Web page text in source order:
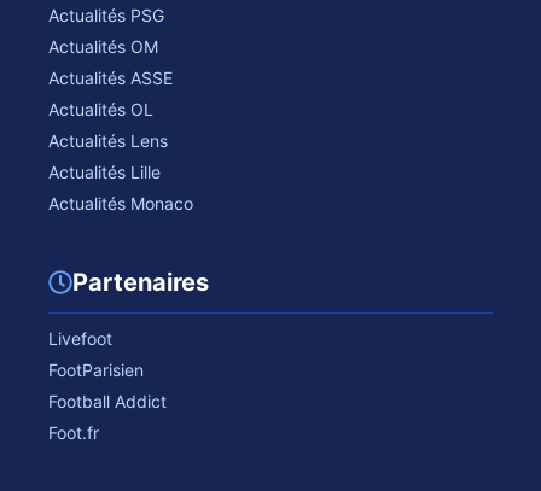
Actualités PSG
Actualités OM
Actualités ASSE
Actualités OL
Actualités Lens
Actualités Lille
Actualités Monaco
Partenaires
Livefoot
FootParisien
Football Addict
Foot.fr